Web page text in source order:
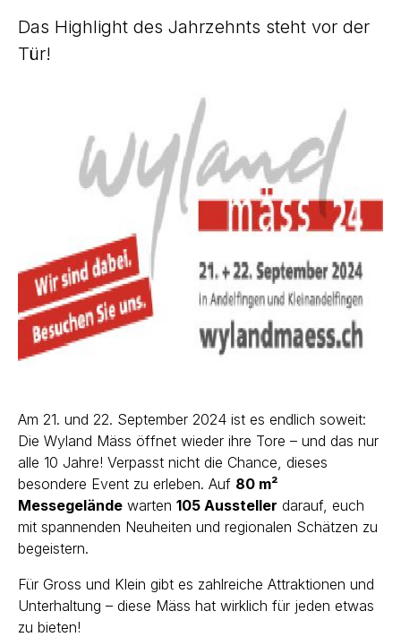
Das Highlight des Jahrzehnts steht vor der
Tür!
Am 21. und 22. September 2024 ist es endlich soweit:
Die Wyland Mäss öffnet wieder ihre Tore – und das nur
alle 10 Jahre! Verpasst nicht die Chance, dieses
besondere Event zu erleben. Auf 80 m²
Messegelände warten 105 Aussteller darauf, euch
mit spannenden Neuheiten und regionalen Schätzen zu
begeistern.
Für Gross und Klein gibt es zahlreiche Attraktionen und
Unterhaltung – diese Mäss hat wirklich für jeden etwas
zu bieten!